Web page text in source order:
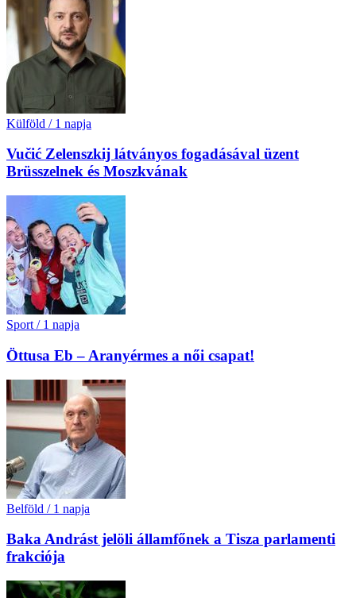
Külföld / 1 napja
Vučić Zelenszkij látványos fogadásával üzent
Brüsszelnek és Moszkvának
Sport / 1 napja
Öttusa Eb – Aranyérmes a női csapat!
Belföld / 1 napja
Baka Andrást jelöli államfőnek a Tisza parlamenti
frakciója